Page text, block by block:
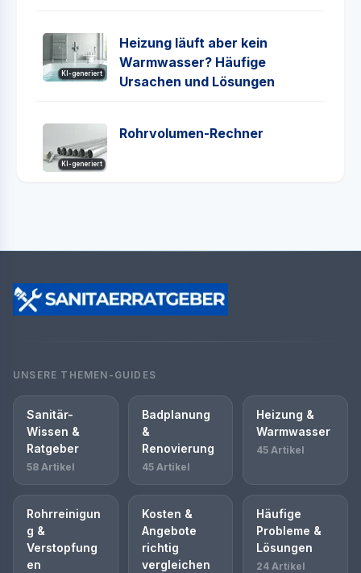
KI-generiert
Heizung läuft aber kein
Warmwasser? Häufige
Ursachen und Lösungen
KI-generiert
Rohrvolumen-Rechner
UNSERE THEMEN-GUIDES
Sanitär-
Wissen &
Ratgeber
58 Artikel
Badplanung
&
Renovierung
45 Artikel
Heizung &
Warmwasser
45 Artikel
Rohrreinigun
g &
Verstopfung
en
Kosten &
Angebote
richtig
vergleichen
Häufige
Probleme &
Lösungen
24 Artikel